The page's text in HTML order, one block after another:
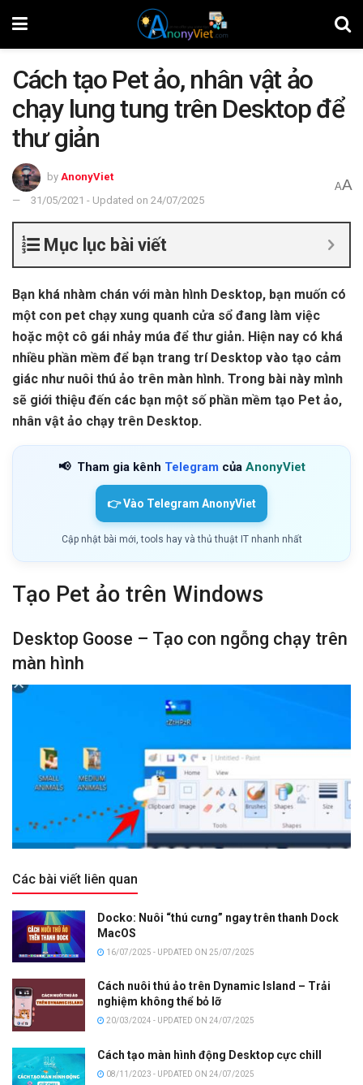
Cách tạo Pet ảo, nhân vật ảo
chạy lung tung trên Desktop để
thư giản
by AnonyViet
31/05/2021 - Updated on 24/07/2025
AA
Mục lục bài viết
Bạn khá nhàm chán với màn hình Desktop, bạn muốn có
một con pet chạy xung quanh cửa sổ đang làm việc
hoặc một cô gái nhảy múa để thư giản. Hiện nay có khá
nhiều phần mềm để bạn trang trí Desktop vào tạo cảm
giác như nuôi thú ảo trên màn hình. Trong bài này mình
sẽ giới thiệu đến các bạn một số phần mềm tạo Pet ảo,
nhân vật ảo chạy trên Desktop.
📢 Tham gia kênh Telegram của AnonyViet
👉 Vào Telegram AnonyViet
Cập nhật bài mới, tools hay và thủ thuật IT nhanh nhất
Tạo Pet ảo trên Windows
Desktop Goose – Tạo con ngỗng chạy trên
màn hình
Các bài viết liên quan
Docko: Nuôi “thú cưng” ngay trên thanh Dock
MacOS
16/07/2025 - UPDATED ON 25/07/2025
Cách nuôi thú ảo trên Dynamic Island – Trải
nghiệm không thể bỏ lỡ
20/03/2024 - UPDATED ON 24/07/2025
Cách tạo màn hình động Desktop cực chill
08/11/2023 - UPDATED ON 24/07/2025